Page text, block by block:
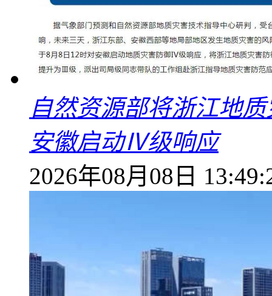
自然资源部将浙江地
安徽启动Ⅳ级响应
2026年08月08日